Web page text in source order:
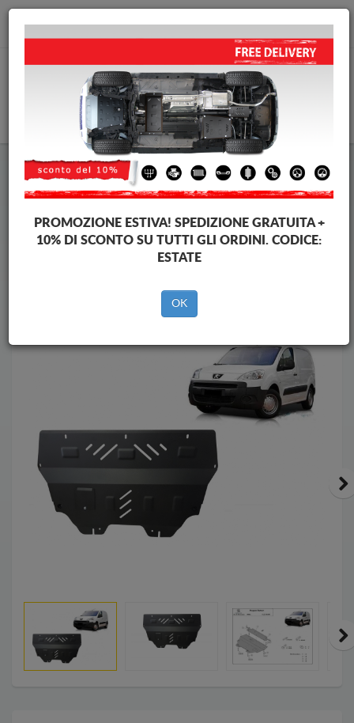
info@piastraparamotore.com
Piastra paramotore di acciaio Peugeot
Piastra paramotore di acciaio Peugeot Partner
Brands
Brands
PROMOZIONE ESTIVA! SPEDIZIONE GRATUITA +
10% DI SCONTO SU TUTTI GLI ORDINI. CODICE:
ESTATE
OK